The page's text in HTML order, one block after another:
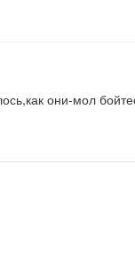
они-мол